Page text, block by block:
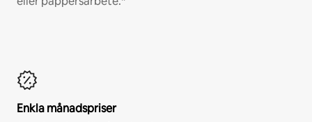
Enkla månadspriser